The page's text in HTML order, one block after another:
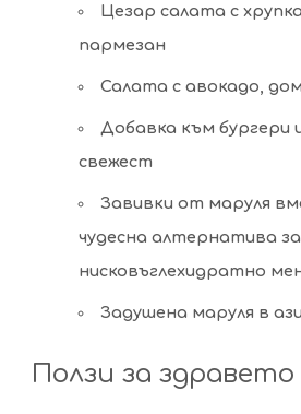
Цезар салата с
пармезан
Салата с авокадо,
Добавка към бургери
свежест
Завивки от маруля
чудесна алтернатива за
нисковъглехидратно
Задушена маруля в
Ползи за здравето